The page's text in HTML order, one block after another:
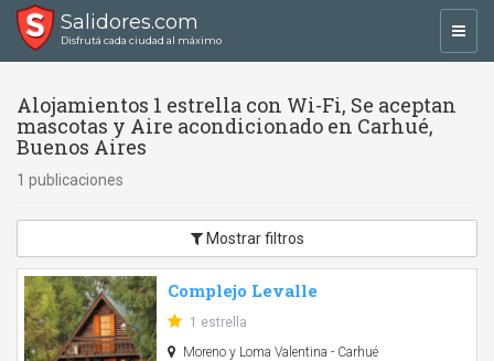
Salidores.com
Disfrutá cada ciudad al máximo
Alojamientos 1 estrella con Wi-Fi, Se aceptan
mascotas y Aire acondicionado en Carhué,
Buenos Aires
1 publicaciones
Mostrar filtros
Complejo Levalle
1 estrella
Moreno y Loma Valentina - Carhué